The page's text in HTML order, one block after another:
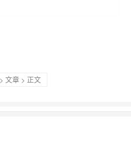
> 文章 > 正文